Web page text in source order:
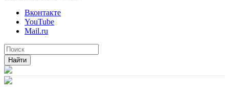
Вконтакте
YouTube
Mail.ru
Найти